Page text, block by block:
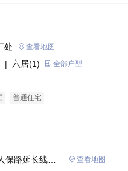
处 查看地图
| 六居(1) 全部户型
普通住宅
保路延长线交
查看地图